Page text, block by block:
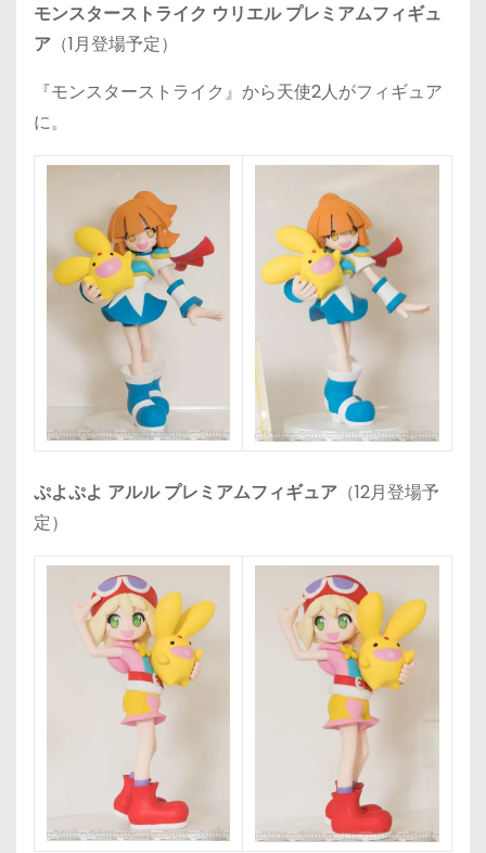
モンスターストライク ウリエル プレミアムフィギュ
ア （1月登場予定）
『モンスターストライク』から天使2人がフィギュア
に。
ぷよぷよ アルル プレミアムフィギュア （12月登場予
定）